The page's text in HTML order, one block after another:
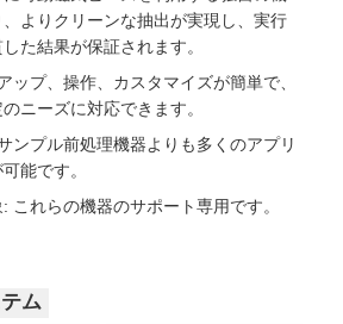
ット
の浄化
よりクリーンな抽出が実現し、実行
た結果が保証されます。
ップ、操作、カスタマイズが簡単で、
ニーズに対応できます。
ンプル前処理機器よりも多くのアプリ
能です。
これらの機器のサポート専用です。
ム